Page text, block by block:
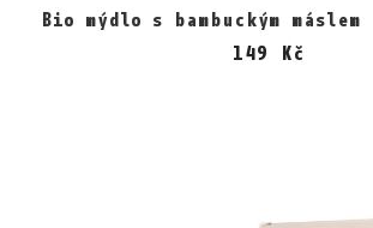
Bio mýdlo s bambuckým
149 Kč